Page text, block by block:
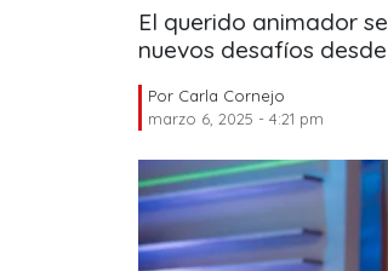
El querido animador
nuevos desafíos
Por Carla Cornejo
marzo 6, 2025 - 4:21 pm